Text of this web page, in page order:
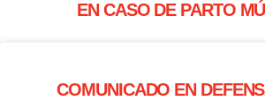
EN CASO DE PARTO
COMUNICADO EN